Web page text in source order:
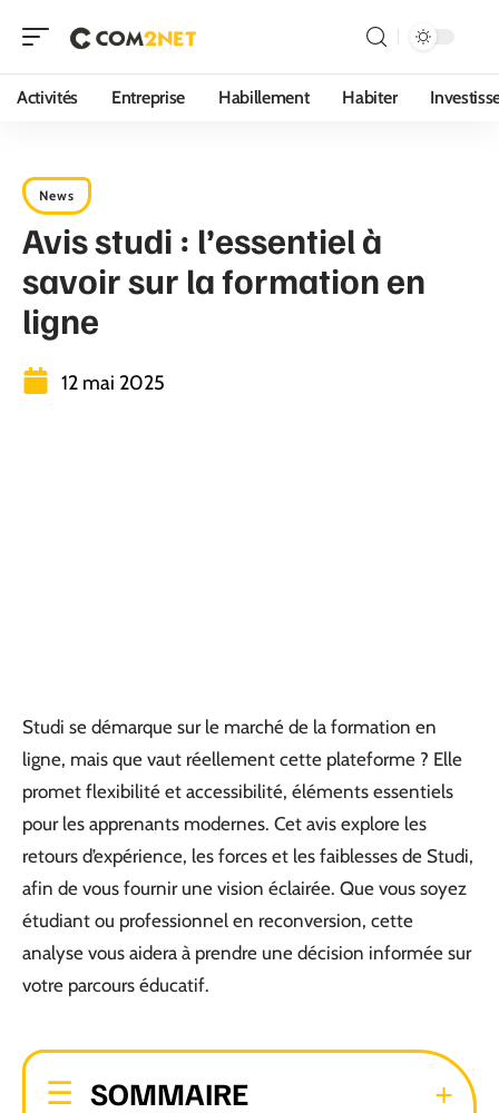
Activités Entreprise Habillement Habiter
News
Avis studi : l’essentiel à
savoir sur la formation en
ligne
12 mai 2025
Studi se démarque sur le marché de la formation en
ligne, mais que vaut réellement cette plateforme ? Elle
promet flexibilité et accessibilité, éléments essentiels
pour les apprenants modernes. Cet avis explore les
retours d’expérience, les forces et les faiblesses de Studi,
afin de vous fournir une vision éclairée. Que vous soyez
étudiant ou professionnel en reconversion, cette
analyse vous aidera à prendre une décision informée sur
votre parcours éducatif.
SOMMAIRE